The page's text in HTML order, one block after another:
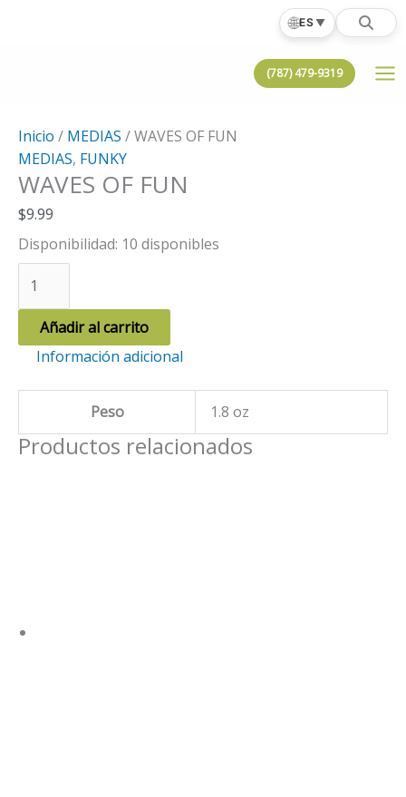
🌐ES▼
(787) 479-9319
Inicio / MEDIAS / WAVES OF FUN
MEDIAS, FUNKY
WAVES OF FUN
$9.99
Disponibilidad: 10 disponibles
OF
FUN
cantidad
Añadir al carrito
Información adicional
Peso 1.8 oz
Productos relacionados